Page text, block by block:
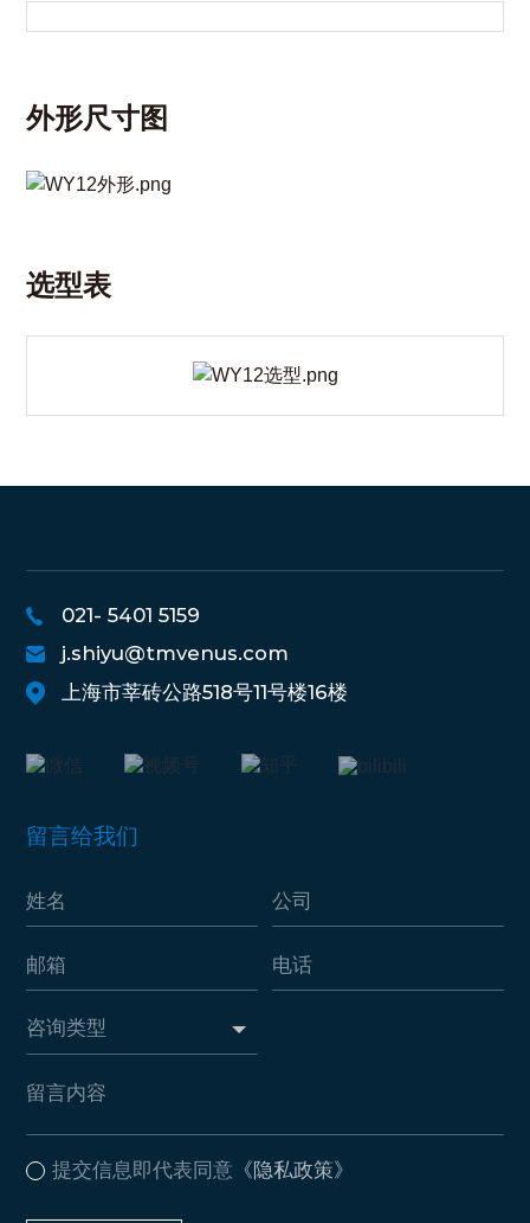
外形尺寸图
选型表
021- 5401 5159
j.shiyu@tmvenus.com
上海市莘砖公路518号11号楼16楼
留言给我们
提交信息即代表同意 《隐私政策》